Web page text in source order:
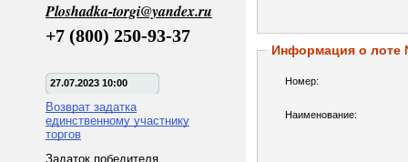
Ploshadka-torgi@yandex.ru
+7 (800) 250-93-37
27.07.2023 10:00
Возврат задатка
единственному участнику
торгов
Задаток победителя
Информация о лоте
Номер:
Наименование: